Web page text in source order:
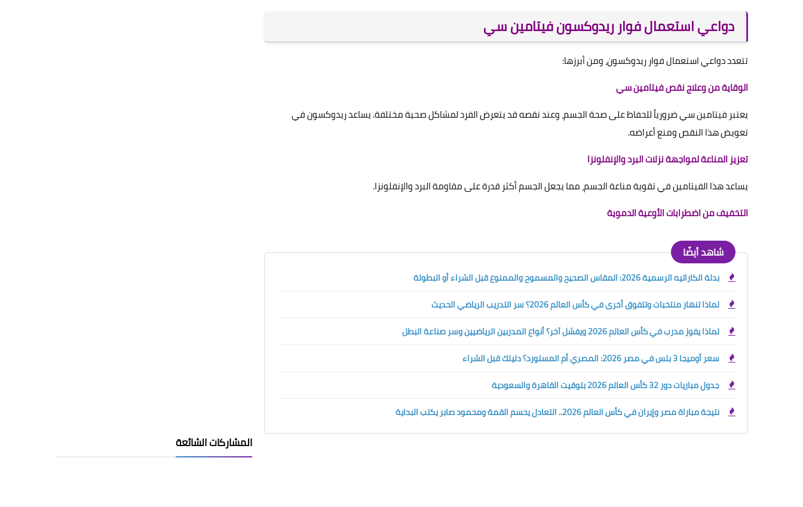
دواعي استعمال فوار ريدوكسون فيتامين سي
تتعدد دواعي استعمال فوار ريدوكسون، ومن أبرزها:
الوقاية من وعلاج نقص فيتامين سي
يعتبر فيتامين سي ضرورياً للحفاظ على صحة الجسم، وعند نقصه قد يتعرض الفرد لمشاكل صحية مختلفة. يساعد ريدوكسون في
تعويض هذا النقص ومنع أعراضه.
تعزيز المناعة لمواجهة نزلات البرد والإنفلونزا
يساعد هذا الفيتامين في تقوية مناعة الجسم، مما يجعل الجسم أكثر قدرة على مقاومة البرد والإنفلونزا.
التخفيف من اضطرابات الأوعية الدموية
شاهد أيضًا
بدلة الكاراتيه الرسمية 2026: المقاس الصحيح والمسموح والممنوع قبل الشراء أو البطولة
لماذا تنهار منتخبات وتتفوق أخرى في كأس العالم 2026؟ سر التدريب الرياضي الحديث
لماذا يفوز مدرب في كأس العالم 2026 ويفشل آخر؟ أنواع المدربين الرياضيين وسر صناعة البطل
سعر أوميجا 3 بلس في مصر 2026: المصري أم المستورد؟ دليلك قبل الشراء
جدول مباريات دور 32 كأس العالم 2026 بتوقيت القاهرة والسعودية
نتيجة مباراة مصر وإيران في كأس العالم 2026.. التعادل يحسم القمة ومحمود صابر يكتب البداية
المشاركات الشائعة